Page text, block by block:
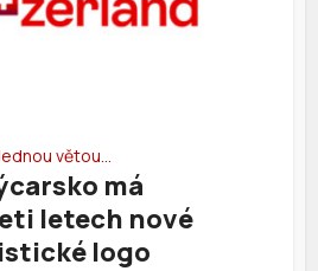
větou…
má
letech nové
logo